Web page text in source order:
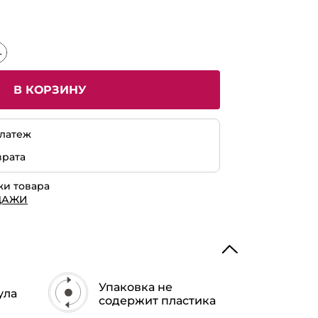
В КОРЗИНУ
товара
Упаковка не
содержит пластика